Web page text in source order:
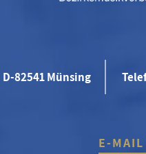
D-82541 Münsing
E-